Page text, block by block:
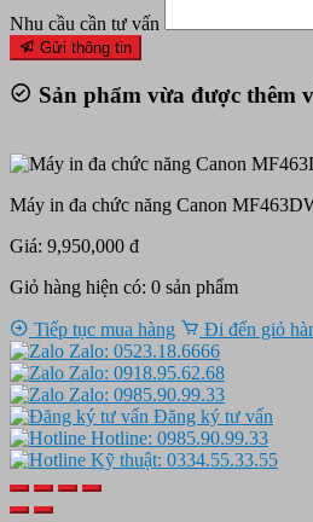
Nhu cầu cần tư vấn
Gửi thông tin
Sản phẩm vừa được thêm
Máy in đa chức năng Canon
Giá: 9,950,000 đ
Giỏ hàng hiện có: 0 sản phẩm
Tiếp tục mua hàng
Đi đến giỏ
Zalo: 0523.18.6666
Zalo: 0918.95.62.68
Zalo: 0985.90.99.33
Đăng ký tư vấn
Hotline: 0985.90.99.33
Kỹ thuật: 0334.55.33.55